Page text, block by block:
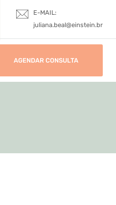
E-MAIL:
juliana.beal@einstein.br
AGENDAR CONSULTA